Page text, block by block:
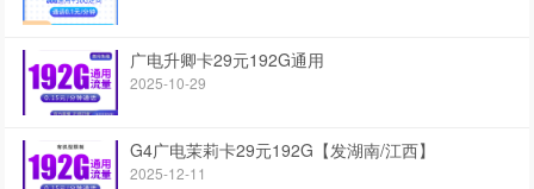
广电升卿卡29元192G通用
2025-10-29
G4广电茉莉卡29元192G【发湖南/江西】
2025-12-11